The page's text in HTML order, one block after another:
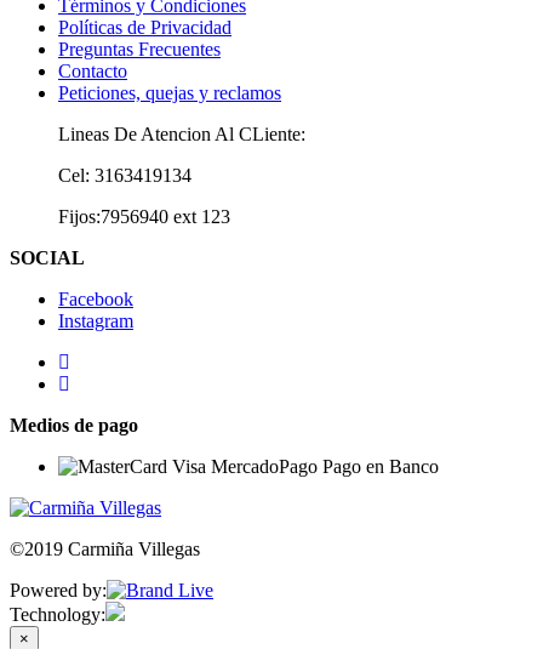
Términos y Condiciones
Políticas de Privacidad
Preguntas Frecuentes
Contacto
Peticiones, quejas y reclamos
Lineas De Atencion Al CLiente:
Cel: 3163419134
Fijos:7956940 ext 123
SOCIAL
Facebook
Instagram
Medios de pago
©2019 Carmiña Villegas
Powered by:
Technology:
×